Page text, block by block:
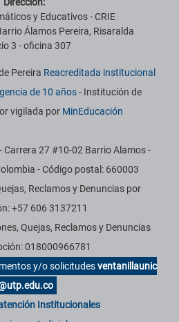
y Educativos - CRIE
Álamos Pereira, Risaralda
3 - oficina 307
Pereira Reacreditada institucional
de 10 años- Institución de
vigilada por MinEducación
Carrera 27 #10-02 Barrio Alamos -
- Código postal: 660003
Reclamos y Denuncias por
+57 606 3137211
Quejas, Reclamos y Denuncias
018000966781
y/o solicitudesventanillaunic
Institucionales